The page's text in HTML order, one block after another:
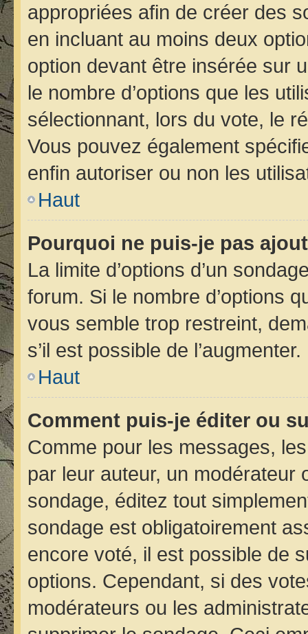
appropriées afin de créer des
en incluant au moins deux
option devant être insérée sur
le nombre d’options que les
sélectionnant, lors du vote, le
Vous pouvez également
enfin autoriser ou non les
Haut
Pourquoi ne puis-je pas
La limite d’options d’un
forum. Si le nombre d’options
vous semble trop restreint,
s’il est possible de l’augmenter.
Haut
Comment puis-je éditer ou
Comme pour les messages,
par leur auteur, un modérateur
sondage, éditez tout
sondage est obligatoirement
encore voté, il est possible de
options. Cependant, si des
modérateurs ou les